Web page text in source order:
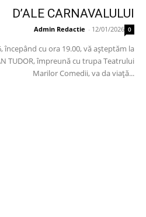
D’ALE CARNAVALULUI
Admin Redactie - 12/01/2026 0
începând cu ora 19.00, vă așteptăm la
TUDOR, împreună cu trupa Teatrului
Marilor Comedii, va da viață...